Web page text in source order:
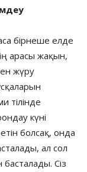
бірнеше елде
арасы жақын,
жүру
тілінде
күні
болсақ, онда
ал сол
Сіз